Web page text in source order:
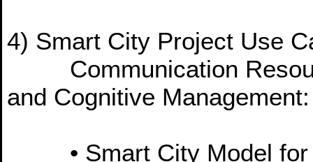
4) Smart City Project Use
Communication
and Cognitive Management:
• Smart City Model for